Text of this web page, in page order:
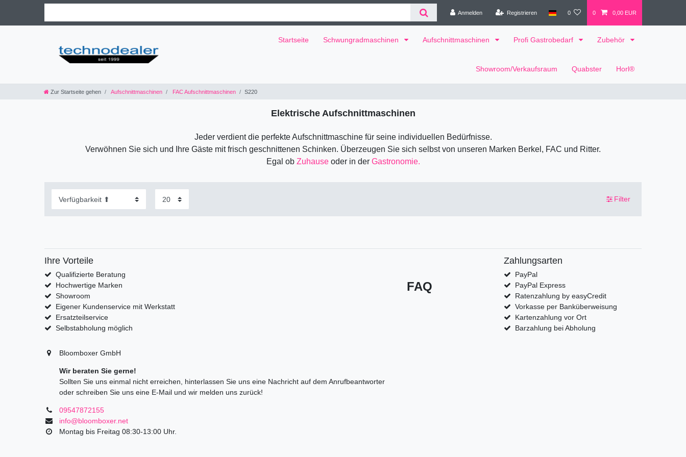
Anmelden Registrieren 0 0 0,00 EUR
Startseite Schwungradmaschinen Aufschnittmaschinen Profi Gastrobedarf Zubehör
Showroom/Verkaufsraum Quabster Horl®
Zur Startseite gehen Aufschnittmaschinen FAC Aufschnittmaschinen S220
Elektrische Aufschnittmaschinen
Jeder verdient die perfekte Aufschnittmaschine für seine individuellen Bedürfnisse.
Verwöhnen Sie sich und Ihre Gäste mit frisch geschnittenen Schinken. Überzeugen Sie sich selbst von unseren Marken Berkel, FAC und Ritter.
Egal ob Zuhauseoder in der Gastronomie.
Filter
Ihre Vorteile
Qualifizierte Beratung
Hochwertige Marken
Showroom
Eigener Kundenservice mit Werkstatt
Ersatzteilservice
Selbstabholung möglich
FAQ
Zahlungsarten
PayPal
PayPal Express
Ratenzahlung by easyCredit
Vorkasse per Banküberweisung
Kartenzahlung vor Ort
Barzahlung bei Abholung
Bloomboxer GmbH
Wir beraten Sie gerne!
Sollten Sie uns einmal nicht erreichen, hinterlassen Sie uns eine Nachricht auf dem Anrufbeantworter
oder schreiben Sie uns eine E-Mail und wir melden uns zurück!
09547872155
info@bloomboxer.net
Montag bis Freitag 08:30-13:00 Uhr.